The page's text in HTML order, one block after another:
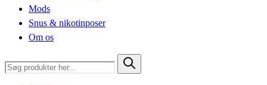
Mods
Snus & nikotinposer
Om os